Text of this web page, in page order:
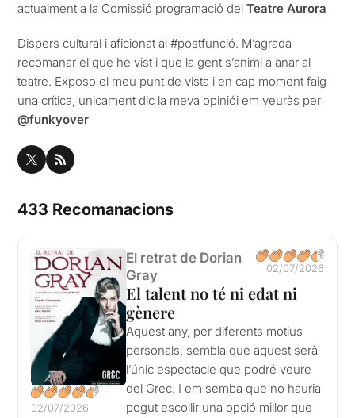
actualment a la Comissió programació delTeatre Aurora
Dispers cultural i aficionat al #postfunció. M’agrada
recomanar el que he vist i que la gent s’animi a anar al
teatre. Exposo el meu punt de vista i en cap moment faig
una crítica, unicament dic la meva opiniói em veuràs per
@funkyover
433 Recomanacions
02/07/2026
El retrat de Dorian
Gray
02/07/2026
El talent no té ni edat ni
gènere
Aquest any, per diferents motius
personals, sembla que aquest serà
l’únic espectacle que podré veure
del Grec. I em semba que no hauria
pogut escollir una opció millor que